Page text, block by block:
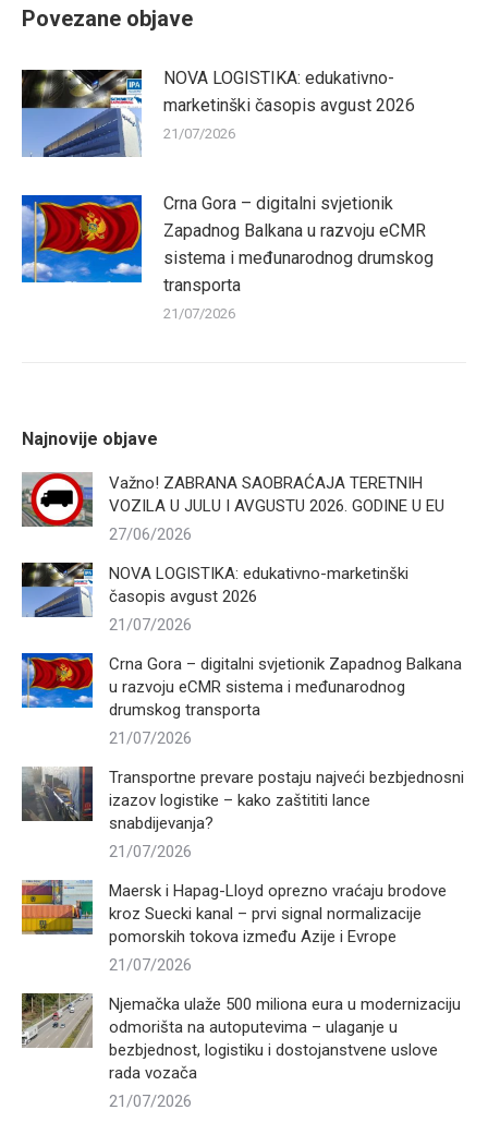
Povezane objave
NOVA LOGISTIKA: edukativno-
marketinški časopis avgust 2026
21/07/2026
Crna Gora – digitalni svjetionik
Zapadnog Balkana u razvoju eCMR
sistema i međunarodnog drumskog
transporta
21/07/2026
Najnovije objave
Važno! ZABRANA SAOBRAĆAJA TERETNIH
VOZILA U JULU I AVGUSTU 2026. GODINE U EU
27/06/2026
NOVA LOGISTIKA: edukativno-marketinški
časopis avgust 2026
21/07/2026
Crna Gora – digitalni svjetionik Zapadnog Balkana
u razvoju eCMR sistema i međunarodnog
drumskog transporta
21/07/2026
Transportne prevare postaju najveći bezbjednosni
izazov logistike – kako zaštititi lance
snabdijevanja?
21/07/2026
Maersk i Hapag-Lloyd oprezno vraćaju brodove
kroz Suecki kanal – prvi signal normalizacije
pomorskih tokova između Azije i Evrope
21/07/2026
Njemačka ulaže 500 miliona eura u modernizaciju
odmorišta na autoputevima – ulaganje u
bezbjednost, logistiku i dostojanstvene uslove
rada vozača
21/07/2026